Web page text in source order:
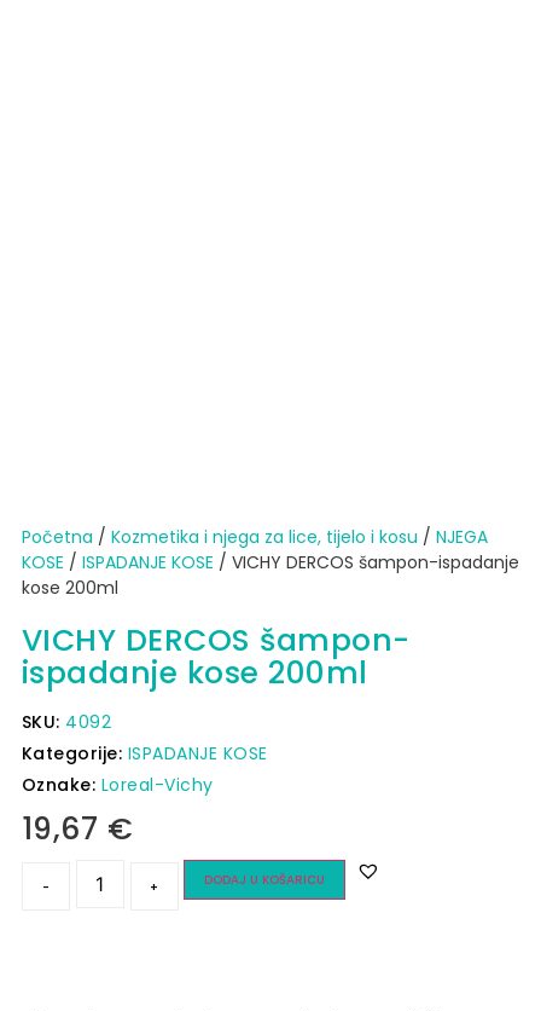
Početna / Kozmetika i njega za lice, tijelo i kosu / NJEGA
KOSE / ISPADANJE KOSE / VICHY DERCOS šampon-ispadanje
kose 200ml
VICHY DERCOS šampon-
ispadanje kose 200ml
SKU: 4092
Kategorije: ISPADANJE KOSE
Oznake: Loreal-Vichy
19,67 €
- + DODAJ U KOŠARICU